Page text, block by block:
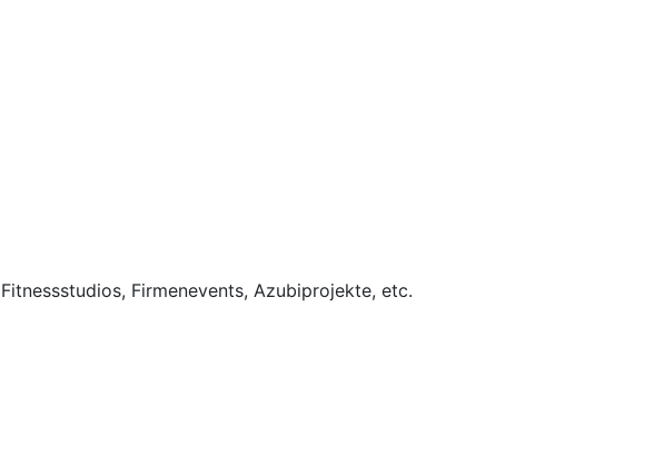
Firmenevents, Azubiprojekte, etc.